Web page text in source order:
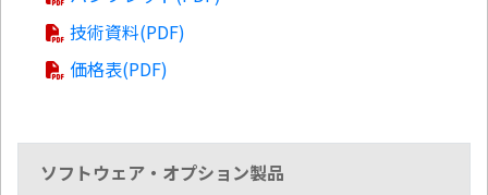
技術資料(PDF)
価格表(PDF)
ソフトウェア・オプション製品